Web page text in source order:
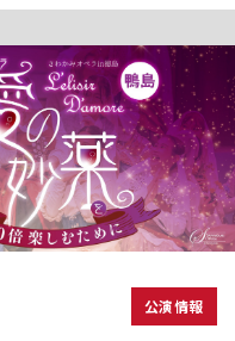
公演情報